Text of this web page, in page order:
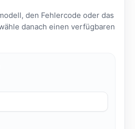
den Fehlercode oder das
danach einen verfügbaren